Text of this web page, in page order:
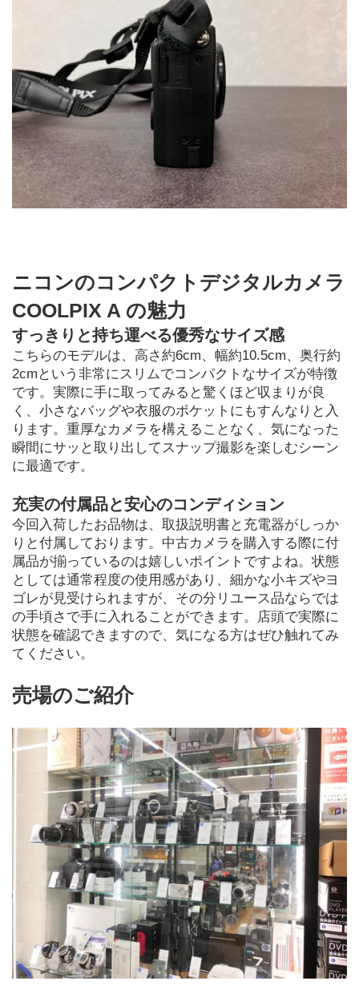
ニコンのコンパクトデジタルカメラ
COOLPIX A の魅力
すっきりと持ち運べる優秀なサイズ感
こちらのモデルは、高さ約6cm、幅約10.5cm、奥行約
2cmという非常にスリムでコンパクトなサイズが特徴
です。実際に手に取ってみると驚くほど収まりが良
く、小さなバッグや衣服のポケットにもすんなりと入
ります。重厚なカメラを構えることなく、気になった
瞬間にサッと取り出してスナップ撮影を楽しむシーン
に最適です。
充実の付属品と安心のコンディション
今回入荷したお品物は、取扱説明書と充電器がしっか
りと付属しております。中古カメラを購入する際に付
属品が揃っているのは嬉しいポイントですよね。状態
としては通常程度の使用感があり、細かな小キズやヨ
ゴレが見受けられますが、その分リユース品ならでは
の手頃さで手に入れることができます。店頭で実際に
状態を確認できますので、気になる方はぜひ触れてみ
てください。
売場のご紹介